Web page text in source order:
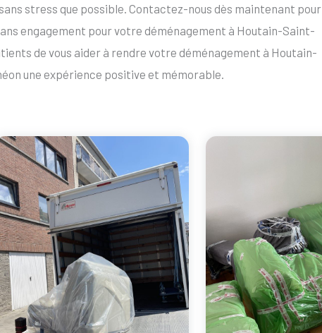
stress que possible. Contactez-nous dès maintenant pour
engagement pour votre déménagement à Houtain-Saint-
de vous aider à rendre votre déménagement à Houtain-
une expérience positive et mémorable.